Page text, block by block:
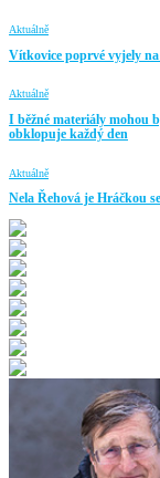
Aktuálně
Vítkovice poprvé vyjely
Aktuálně
I běžné materiály mohou
obklopuje každý den
Aktuálně
Nela Řehová je Hráčkou